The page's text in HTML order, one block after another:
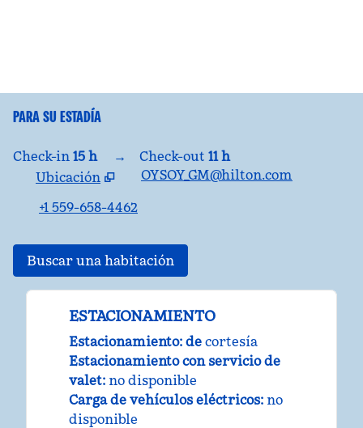
PARA SU ESTADÍA
Check-in 15 h → Check-out 11 h
Ubicación
abre una nueva pestaña
OYSOY_GM@hilton.com
+1 559-658-4462
Buscar una habitación
ESTACIONAMIENTO
Estacionamiento: de cortesía
Estacionamiento con servicio de
valet: no disponible
Carga de vehículos eléctricos: no
disponible